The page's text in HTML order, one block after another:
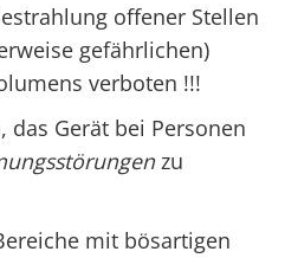
offener Stellen
gefährlichen)
verboten !!!
das Gerät bei Personen
zu
mit bösartigen